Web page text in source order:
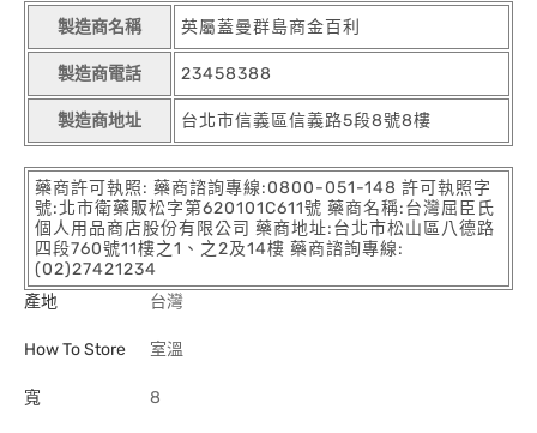
製造商名稱 英屬蓋曼群島商金百利
製造商電話 23458388
製造商地址 台北市信義區信義路5段8號8樓
藥商許可執照: 藥商諮詢專線:0800-051-148 許可執照字
號:北市衛藥販松字第620101C611號 藥商名稱:台灣屈臣氏
個人用品商店股份有限公司 藥商地址:台北市松山區八德路
四段760號11樓之1、之2及14樓 藥商諮詢專線:
(02)27421234
產地
台灣
How To Store 室溫
寬 8